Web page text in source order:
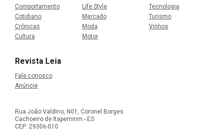
Comportamento
Cotidiano
Crônicas
Cultura
Life Style
Mercado
Moda
Motor
Tecnologia
Turismo
Vinhos
Revista Leia
Fale conosco
Anúncie
Rua João Valdino, N01, Coronel Borges
Cachoeiro de Itapemirim - ES
CEP: 29306-010